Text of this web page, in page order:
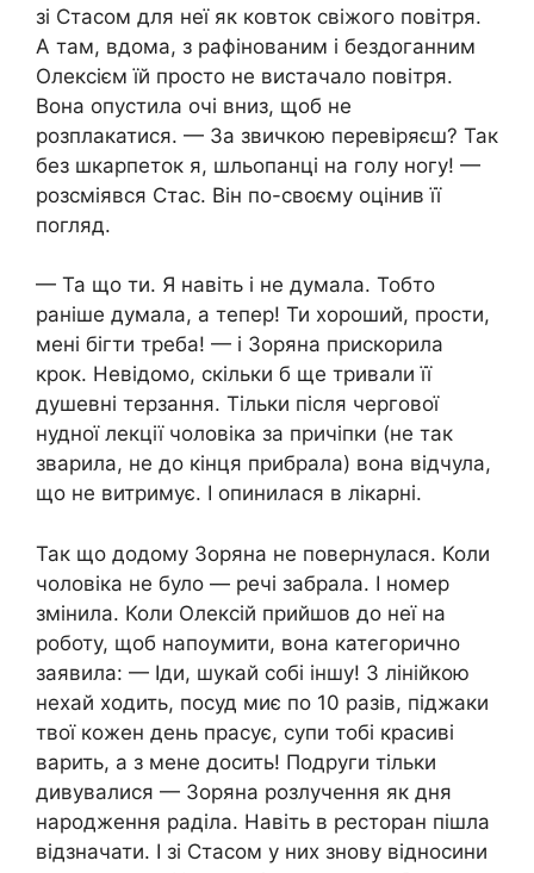
зі Стасом для неї як ковток свіжого повітря.
А там, вдома, з рафінованим і бездоганним
Олексієм їй просто не вистачало повітря.
Вона опустила очі вниз, щоб не
розплакатися. — За звичкою перевіряєш? Так
без шкарпеток я, шльопанці на голу ногу! —
розсміявся Стас. Він по-своєму оцінив її
погляд.
— Та що ти. Я навіть і не думала. Тобто
раніше думала, а тепер! Ти хороший, прости,
мені бігти треба! — і Зоряна прискорила
крок. Невідомо, скільки б ще тривали її
душевні терзання. Тільки після чергової
нудної лекції чоловіка за причіпки (не так
зварила, не до кінця прибрала) вона відчула,
що не витримує. І опинилася в лікарні.
Так що додому Зоряна не повернулася. Коли
чоловіка не було — речі забрала. І номер
змінила. Коли Олексій прийшов до неї на
роботу, щоб напоумити, вона категорично
заявила: — Іди, шукай собі іншу! З лінійкою
нехай ходить, посуд миє по 10 разів, піджаки
твої кожен день прасує, супи тобі красиві
варить, а з мене досить! Подруги тільки
дивувалися — Зоряна розлучення як дня
народження раділа. Навіть в ресторан пішла
відзначати. І зі Стасом у них знову відносини